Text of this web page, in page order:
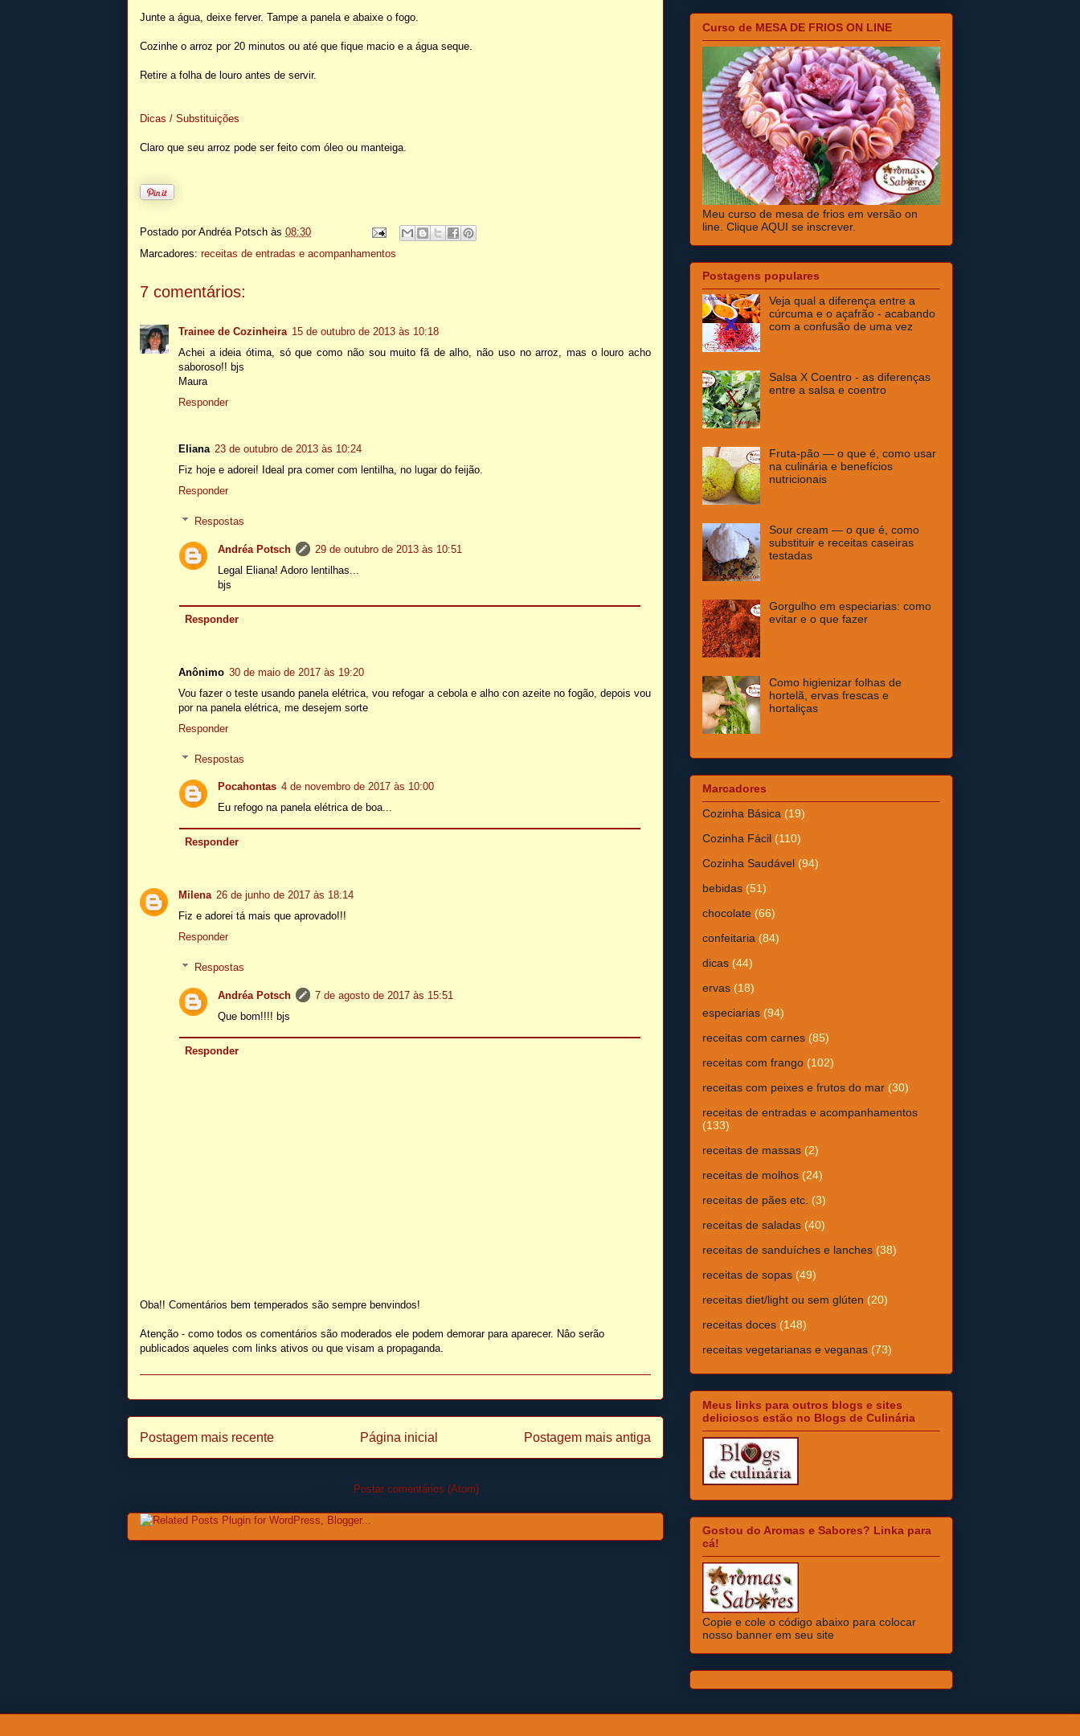
Junte a água, deixe ferver. Tampe a panela e abaixe o fogo.
Cozinhe o arroz por 20 minutos ou até que fique macio e a água seque.
Retire a folha de louro antes de servir.
Dicas / Substituições
Claro que seu arroz pode ser feito com óleo ou manteiga.
Postado porAndréa Potsch às 08:30
Marcadores: receitas de entradas e acompanhamentos
7 comentários:
Trainee de Cozinheira 15 de outubro de 2013 às 10:18
Achei a ideia ótima, só que como não sou muito fã de alho, não uso no arroz, mas o louro acho
saboroso!! bjs
Maura
Responder
Eliana 23 de outubro de 2013 às 10:24
Fiz hoje e adorei! Ideal pra comer com lentilha, no lugar do feijão.
Responder
Respostas
Andréa Potsch
29 de outubro de 2013 às 10:51
Legal Eliana! Adoro lentilhas...
bjs
Responder
Anônimo 30 de maio de 2017 às 19:20
Vou fazer o teste usando panela elétrica, vou refogar a cebola e alho con azeite no fogão, depois vou
por na panela elétrica, me desejem sorte
Responder
Respostas
Pocahontas 4 de novembro de 2017 às 10:00
Eu refogo na panela elétrica de boa...
Responder
Milena 26 de junho de 2017 às 18:14
Fiz e adorei tá mais que aprovado!!!
Responder
Respostas
Andréa Potsch
7 de agosto de 2017 às 15:51
Que bom!!!! bjs
Responder
Oba!! Comentários bem temperados são sempre benvindos!
Atenção - como todos os comentários são moderados ele podem demorar para aparecer. Nâo serão
publicados aqueles com links ativos ou que visam a propaganda.
Postagem mais recente Postagem mais antiga
Página inicial
Postar comentários (Atom)
Curso de MESA DE FRIOS ON LINE
Meu curso de mesa de frios em versão on
line. Clique AQUI se inscrever.
Postagens populares
Veja qual a diferença entre a
cúrcuma e o açafrão - acabando
com a confusão de uma vez
Salsa X Coentro - as diferenças
entre a salsa e coentro
Fruta-pão — o que é, como usar
na culinária e benefícios
nutricionais
Sour cream — o que é, como
substituir e receitas caseiras
testadas
Gorgulho em especiarias: como
evitar e o que fazer
Como higienizar folhas de
hortelã, ervas frescas e
hortaliças
Marcadores
Cozinha Básica (19)
Cozinha Fácil (110)
Cozinha Saudável (94)
bebidas (51)
chocolate (66)
confeitaria (84)
dicas (44)
ervas (18)
especiarias (94)
receitas com carnes (85)
receitas com frango (102)
receitas com peixes e frutos do mar (30)
receitas de entradas e acompanhamentos
(133)
receitas de massas (2)
receitas de molhos (24)
receitas de pães etc. (3)
receitas de saladas (40)
receitas de sanduíches e lanches (38)
receitas de sopas (49)
receitas diet/light ou sem glúten (20)
receitas doces (148)
receitas vegetarianas e veganas (73)
Meus links para outros blogs e sites
deliciosos estão no Blogs de Culinária
Gostou do Aromas e Sabores? Linka para
cá!
Copie e cole o código abaixo para colocar
nosso banner em seu site